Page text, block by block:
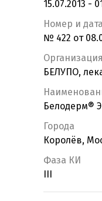
15.07.2013 -
Номер и
№ 422 от
БЕЛУПО,
Белодерм®
Города
Королёв,
Фаза КИ